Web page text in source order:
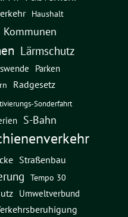
Haushalt
Kommunen
Lärmschutz
Parken
Radgesetz
Sonderfahrt
S-Bahn
Straßenbau
Tempo 30
Umweltverbund